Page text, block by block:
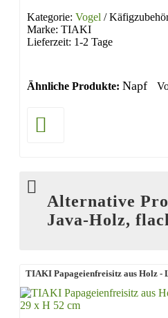
Kategorie: Vogel /
Marke: TIAKI
Lieferzeit: 1-2 Tage
Ähnliche Produkte: Napf
Alternative
Java-Holz,
TIAKI Papageienfreisitz aus Holz -